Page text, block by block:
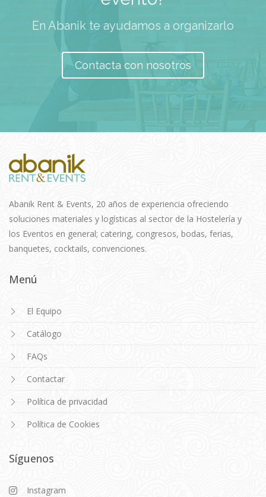
En Abanik te ayudamos a organizarlo
Contacta con nosotros
Abanik Rent & Events, 20 años de experiencia ofreciendo
soluciones materiales y logísticas al sector de la Hostelería y
los Eventos en general; catering, congresos, bodas, ferias,
banquetes, cocktails, convenciones.
Menú
El Equipo
Catálogo
FAQs
Contactar
Política de privacidad
Política de Cookies
Síguenos
Instagram